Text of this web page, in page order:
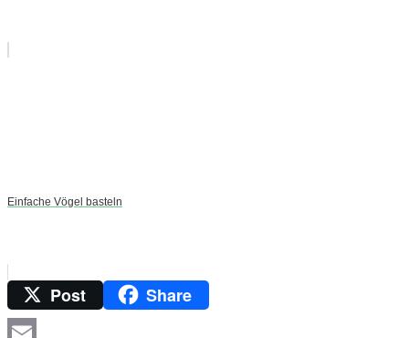
Einfache Vögel basteln
Post Share